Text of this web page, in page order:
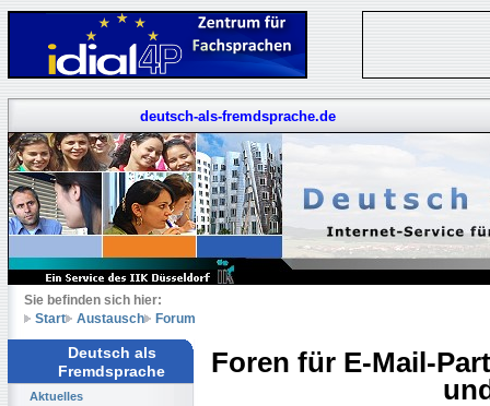
deutsch-als-fremdsprache.de
Sie befinden sich hier:
Start
Austausch Forum
Deutsch als
Fremdsprache
Aktuelles
Foren für E-Mail-